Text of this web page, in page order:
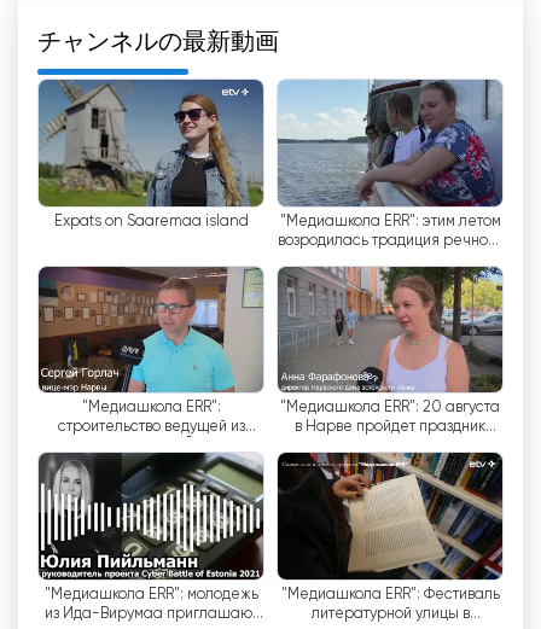
ETV+設立以前は、ロシア語の番組はETV2チャンネ
ルで放送されていた。しかし、エストニアのロシア
語を話すコミュニティ特有の言語的・文化的要求に
応える必要性を認識し、ETV+は専用チャンネルと
して導入された。この動きは、包括性を促進し、ロ
シア語を話す人々に包括的なメディア体験を提供す
ることを目的としていた。
ライブストリームやオンラインテレビがますます普
及している今日のデジタル時代において、ETV+は
視聴者にオンラインでテレビを見るオプションを提
供することで、技術の進歩を受け入れている。これ
により視聴者は、いつでもどこからでもお気に入り
の番組にアクセスし、チャンネルのコンテンツとつ
が利用できるため、視聴者は従来のテレビが届かな
い場所でも、シームレスなテレビ体験を楽しむこと
ができる。
ETV+は、ロシア語を話す人々への対応やオンライ
ン・ストリーミングの利便性に努めているが、エス
チャンネルの最新動画
Expats on Saaremaa island
"Медиашкола ERR": этим летом
возродилась традиция речного
Нарва-Йыесуу
"Медиашкола ERR":
строительство ведущей из
велодорожки завершено
"Медиашкола ERR": 20 августа
в Нарве пройдет праздник
"Медиашкола ERR": молодежь
из Ида-Вирумаа приглашают
"Медиашкола ERR": Фестиваль
литературной улицы в